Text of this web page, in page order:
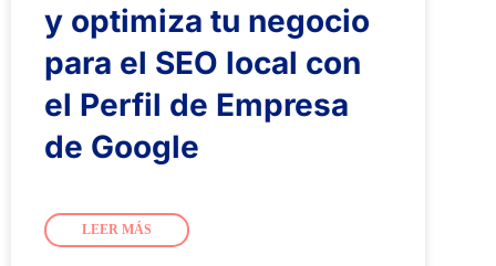
y optimiza tu negocio
para el SEO local con
el Perfil de Empresa
de Google
LEER MÁS